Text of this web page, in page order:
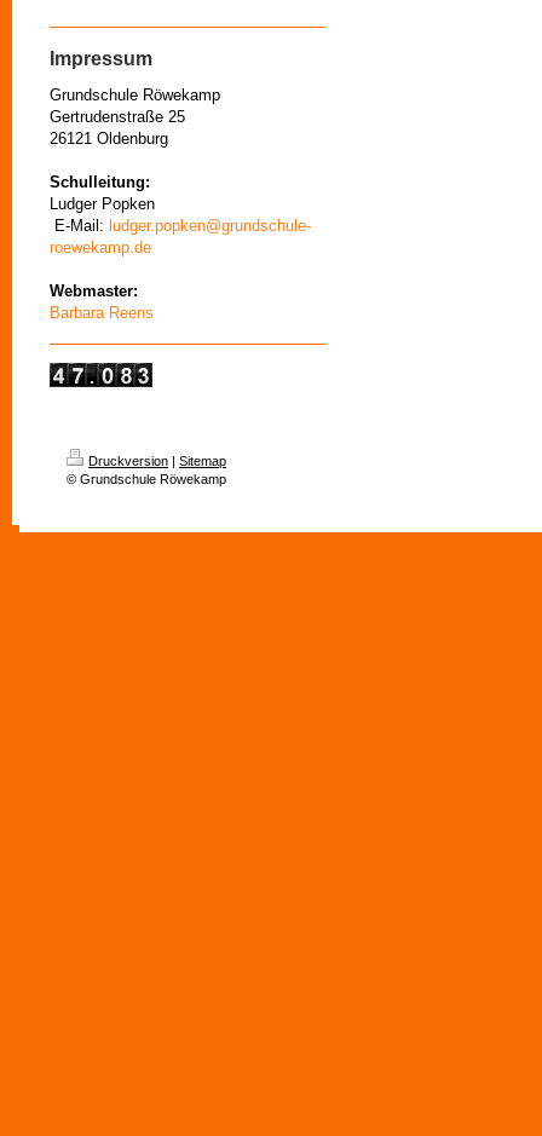
Impressum
Grundschule Röwekamp
Gertrudenstraße 25
26121 Oldenburg
Schulleitung:
Ludger Popken
E-Mail: ludger.popken@grundschule-
roewekamp.de
Webmaster:
Barbara Reens
Druckversion | Sitemap
© Grundschule Röwekamp